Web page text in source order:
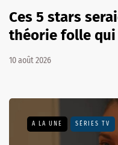
Ces 5 stars
théorie folle
10 août 2026
A LA UNE SÉRIES TV